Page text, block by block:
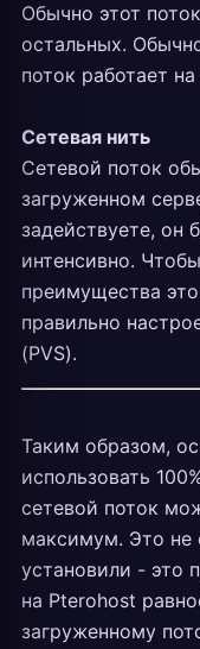
Обычно этот
остальных.
поток работает
Сетевая нить
Сетевой поток
загруженном
задействуете, он
интенсивно.
преимущества
правильно
(PVS).
Таким образом,
использовать
сетевой поток
максимум. Это не
установили - это
на Pterohost
загруженному